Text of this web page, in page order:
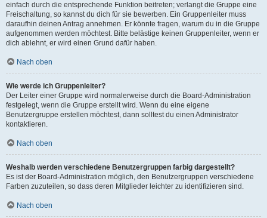
einfach durch die entsprechende Funktion beitreten; verlangt die Gruppe eine
Freischaltung, so kannst du dich für sie bewerben. Ein Gruppenleiter muss
daraufhin deinen Antrag annehmen. Er könnte fragen, warum du in die Gruppe
aufgenommen werden möchtest. Bitte belästige keinen Gruppenleiter, wenn er
dich ablehnt, er wird einen Grund dafür haben.
Nach oben
Wie werde ich Gruppenleiter?
Der Leiter einer Gruppe wird normalerweise durch die Board-Administration
festgelegt, wenn die Gruppe erstellt wird. Wenn du eine eigene
Benutzergruppe erstellen möchtest, dann solltest du einen Administrator
kontaktieren.
Nach oben
Weshalb werden verschiedene Benutzergruppen farbig dargestellt?
Es ist der Board-Administration möglich, den Benutzergruppen verschiedene
Farben zuzuteilen, so dass deren Mitglieder leichter zu identifizieren sind.
Nach oben